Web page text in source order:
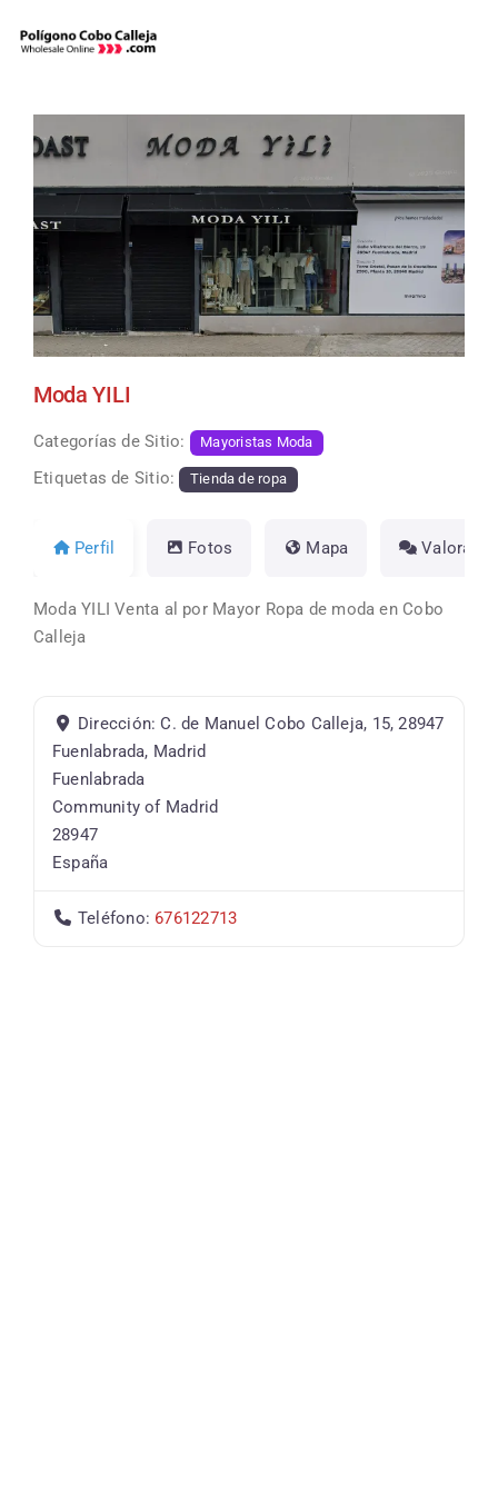
Moda YILI
Categorías de Sitio: Mayoristas Moda
Etiquetas de Sitio: Tienda de ropa
Perfil Fotos Mapa
Moda YILI Venta al por Mayor Ropa de moda en Cobo
Calleja
Dirección:C. de Manuel Cobo Calleja, 15, 28947
Fuenlabrada, Madrid
Fuenlabrada
Community of Madrid
28947
España
Teléfono: 676122713